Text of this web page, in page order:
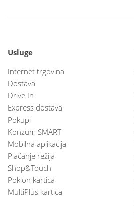
Usluge
Internet trgovina
Dostava
Drive In
Express dostava
Pokupi
Konzum SMART
Mobilna aplikacija
Plaćanje režija
Shop&Touch
Poklon kartica
MultiPlus kartica